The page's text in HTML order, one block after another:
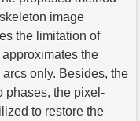
image
the limitation of
the
only. Besides, the
phases, the pixel-
to restore the